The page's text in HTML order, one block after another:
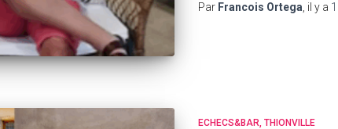
Par Francois Ortega , il y a
ECHECS&BAR THIONVILLE